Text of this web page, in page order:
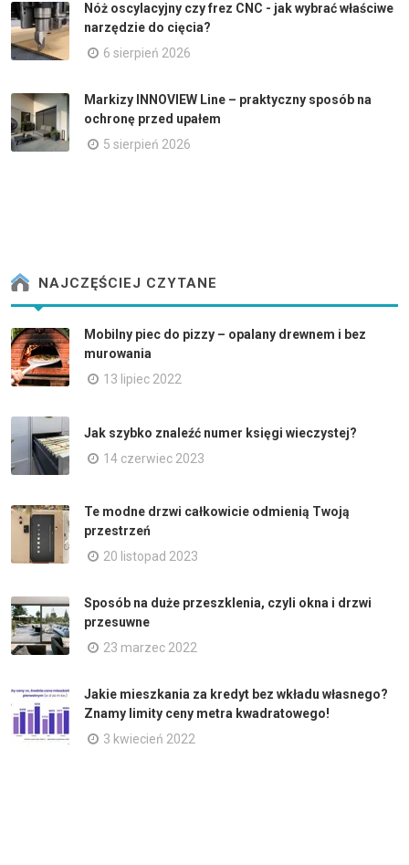
Nóż oscylacyjny czy frez CNC - jak wybrać właściwe
narzędzie do cięcia?
6 sierpień 2026
Markizy INNOVIEW Line – praktyczny sposób na
ochronę przed upałem
5 sierpień 2026
NAJCZĘŚCIEJ CZYTANE
Mobilny piec do pizzy – opalany drewnem i bez
murowania
13 lipiec 2022
Jak szybko znaleźć numer księgi wieczystej?
14 czerwiec 2023
Te modne drzwi całkowicie odmienią Twoją
przestrzeń
20 listopad 2023
Sposób na duże przeszklenia, czyli okna i drzwi
przesuwne
23 marzec 2022
Jakie mieszkania za kredyt bez wkładu własnego?
Znamy limity ceny metra kwadratowego!
3 kwiecień 2022